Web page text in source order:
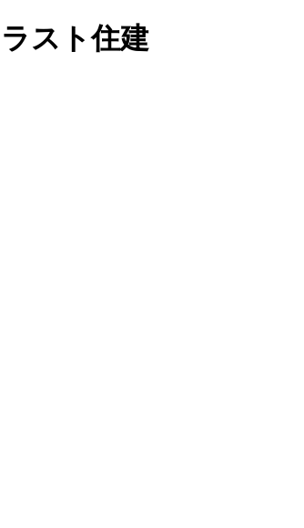
スト住建